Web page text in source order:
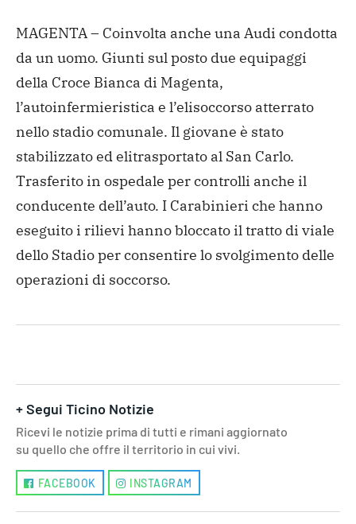
MAGENTA – Coinvolta anche una Audi condotta
da un uomo. Giunti sul posto due equipaggi
della Croce Bianca di Magenta,
l’autoinfermieristica e l’elisoccorso atterrato
nello stadio comunale. Il giovane è stato
stabilizzato ed elitrasportato al San Carlo.
Trasferito in ospedale per controlli anche il
conducente dell’auto. I Carabinieri che hanno
eseguito i rilievi hanno bloccato il tratto di viale
dello Stadio per consentire lo svolgimento delle
operazioni di soccorso.
+ Segui Ticino Notizie
Ricevi le notizie prima di tutti e rimani aggiornato
su quello che offre il territorio in cui vivi.
FACEBOOK INSTAGRAM